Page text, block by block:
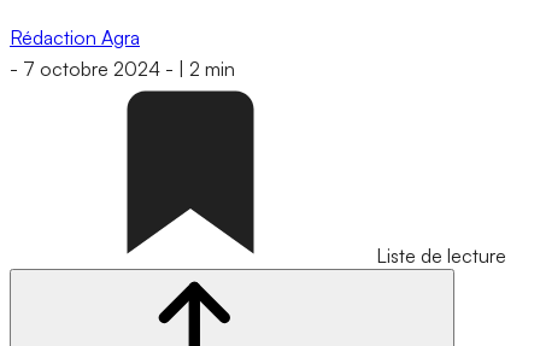
Rédaction Agra
- 7 octobre 2024 - 2 min
Liste de lecture